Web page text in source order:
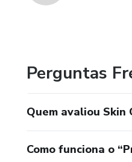
Perguntas
Quem avaliou Skin
Como funciona o